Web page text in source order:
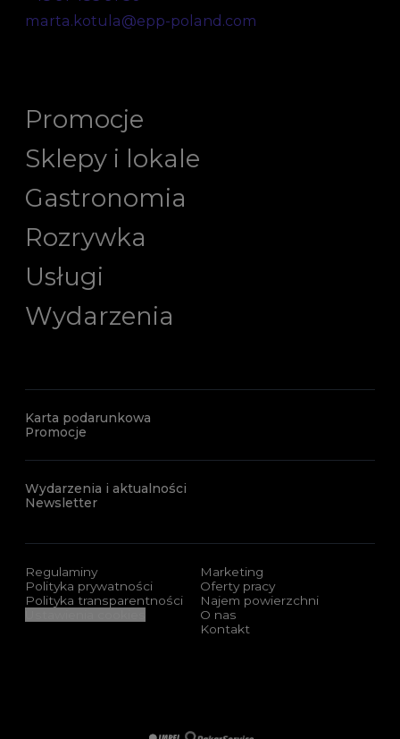
marta.kotula@epp-poland.com
Promocje
Sklepy i lokale
Gastronomia
Rozrywka
Usługi
Wydarzenia
Karta podarunkowa
Promocje
Wydarzenia i aktualności
Newsletter
Regulaminy
Polityka prywatności
Polityka transparentności
Marketing
Oferty pracy
Najem powierzchni
O nas
Kontakt